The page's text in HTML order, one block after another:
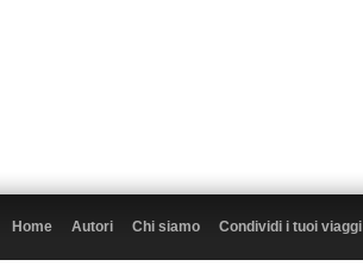
Home Autori Chi siamo Condividi i tuoi viaggi